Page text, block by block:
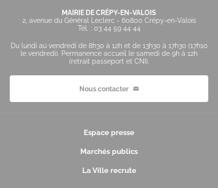
MAIRIE DE CRÉPY-EN-VALOIS
2, avenue du Général Leclerc - 60800 Crépy-en-Valois
Tél. : 03 44 59 44 44
Du lundi au vendredi de 8h30 à 12h et de 13h30 à 17h30 (17h10
le vendredi). Permanence accueil le samedi de 9h à 12h
(retrait passeport et CNI).
Nous contacter
Espace presse
Marchés publics
La Ville recrute